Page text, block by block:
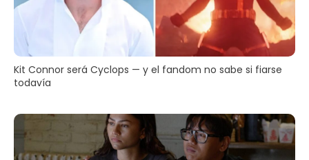
Kit Connor será Cyclops — y el fandom no sabe si fiarse
todavía